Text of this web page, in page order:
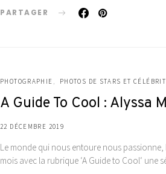
PARTAGER
PHOTOGRAPHIE PHOTOS DE STARS ET
A Guide To Cool : Alyssa
22 DÉCEMBRE 2019
Le monde qui nous entoure nous
mois avec la rubrique ‘A Guide to Cool‘ une